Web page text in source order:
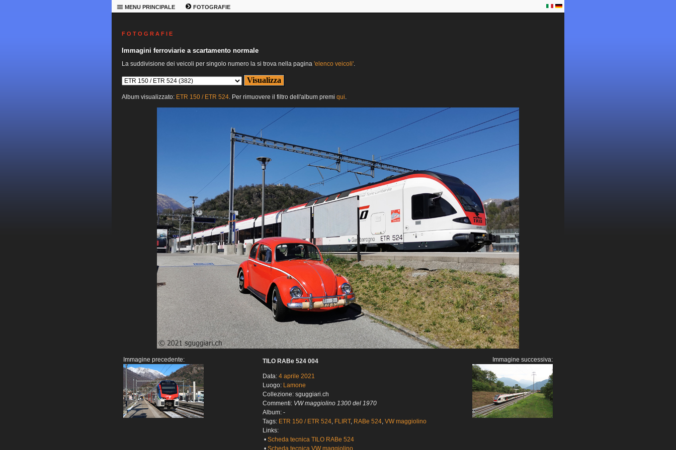
MENU PRINCIPALE FOTOGRAFIE
F O T O G R A F I E
Immagini ferroviarie a scartamento normale
La suddivisione dei veicoli per singolo numero la si trova nella pagina 'elenco veicoli'.
Album visualizzato: ETR 150 / ETR 524. Per rimuovere il filtro dell'album premi qui.
Immagine precedente: TILO RABe 524 004
Data: 4 aprile 2021
Luogo: Lamone
Collezione: sguggiari.ch
Commenti: VW maggiolino 1300 del 1970
Album: -
Tags: ETR 150 / ETR 524, FLIRT, RABe 524, VW maggiolino
Links:
• Scheda tecnica TILO RABe 524
Immagine successiva: